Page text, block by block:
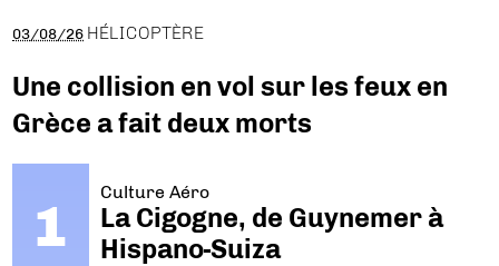
03/08/26 HÉLICOPTÈRE
Une collision en vol sur les feux en
Grèce a fait deux morts
Culture Aéro
La Cigogne, de Guynemer à
Hispano-Suiza